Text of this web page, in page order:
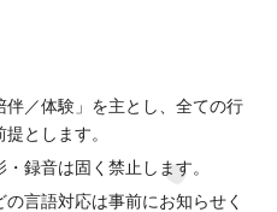
／体験」を主とし、全ての行
とします。
録音は固く禁止します。
言語対応は事前にお知らせく